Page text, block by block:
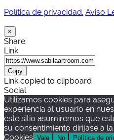
Política de privacidad. Aviso
×
Share:
Link
Copy
Link copied to clipboard
Social
Utilizamos cookies para
experiencia al usuario en
este sitio asumiremos que
su consentimiento dirijase a
Cookies Vale No Política de